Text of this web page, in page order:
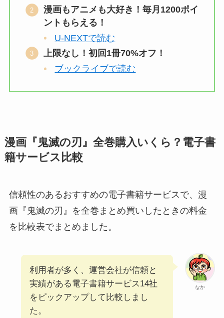
漫画もアニメも大好き！毎月1200ポイ
ントもらえる！
U-NEXTで読む
上限なし！初回1冊70%オフ！
ブックライブで読む
漫画『鬼滅の刃』全巻購入いくら？電子書
籍サービス比較
信頼性のあるおすすめの電子書籍サービスで、漫
画『鬼滅の刃』を全巻まとめ買いしたときの料金
を比較表でまとめました。
なか
利用者が多く、運営会社が信頼と
実績がある電子書籍サービス14社
をピックアップして比較しまし
た。